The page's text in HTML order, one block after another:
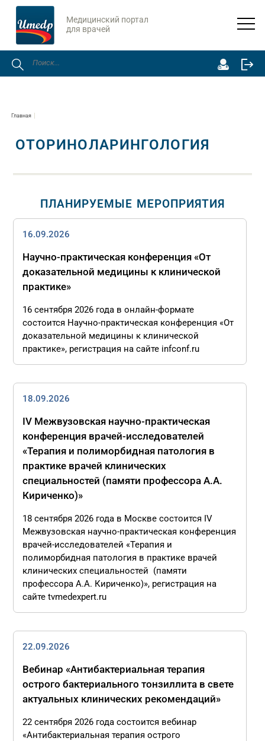
Медицинский портал
для врачей
Главная
ОТОРИНОЛАРИНГОЛОГИЯ
ПЛАНИРУЕМЫЕ МЕРОПРИЯТИЯ
16.09.2026
Научно-практическая конференция «От
доказательной медицины к клинической
практике»
16 сентября 2026 года в онлайн-формате
состоится Научно-практическая конференция «От
доказательной медицины к клинической
практике», регистрация на сайте infconf.ru
18.09.2026
IV Межвузовская научно-практическая
конференция врачей-исследователей
«Терапия и полиморбидная патология в
практике врачей клинических
специальностей (памяти профессора А.А.
Кириченко)»
18 сентября 2026 года в Москве состоится IV
Межвузовская научно-практическая конференция
врачей-исследователей «Терапия и
полиморбидная патология в практике врачей
клинических специальностей (памяти
профессора А.А. Кириченко)», регистрация на
сайте tvmedexpert.ru
22.09.2026
Вебинар «Антибактериальная терапия
острого бактериального тонзиллита в свете
актуальных клинических рекомендаций»
22 сентября 2026 года состоится вебинар
«Антибактериальная терапия острого